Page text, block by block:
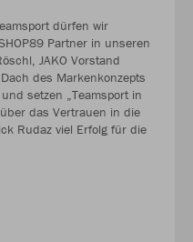
dürfen wir
Partner in unseren
JAKO Vorstand
des Markenkonzepts
setzen „Teamsport in
das Vertrauen in die
Rudaz viel Erfolg für die